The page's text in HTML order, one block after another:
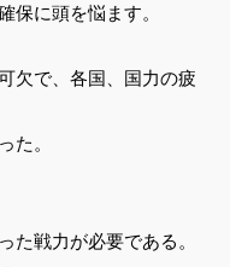
保に頭を悩ます。
欠で、各国、国力の疲
た。
た戦力が必要である。